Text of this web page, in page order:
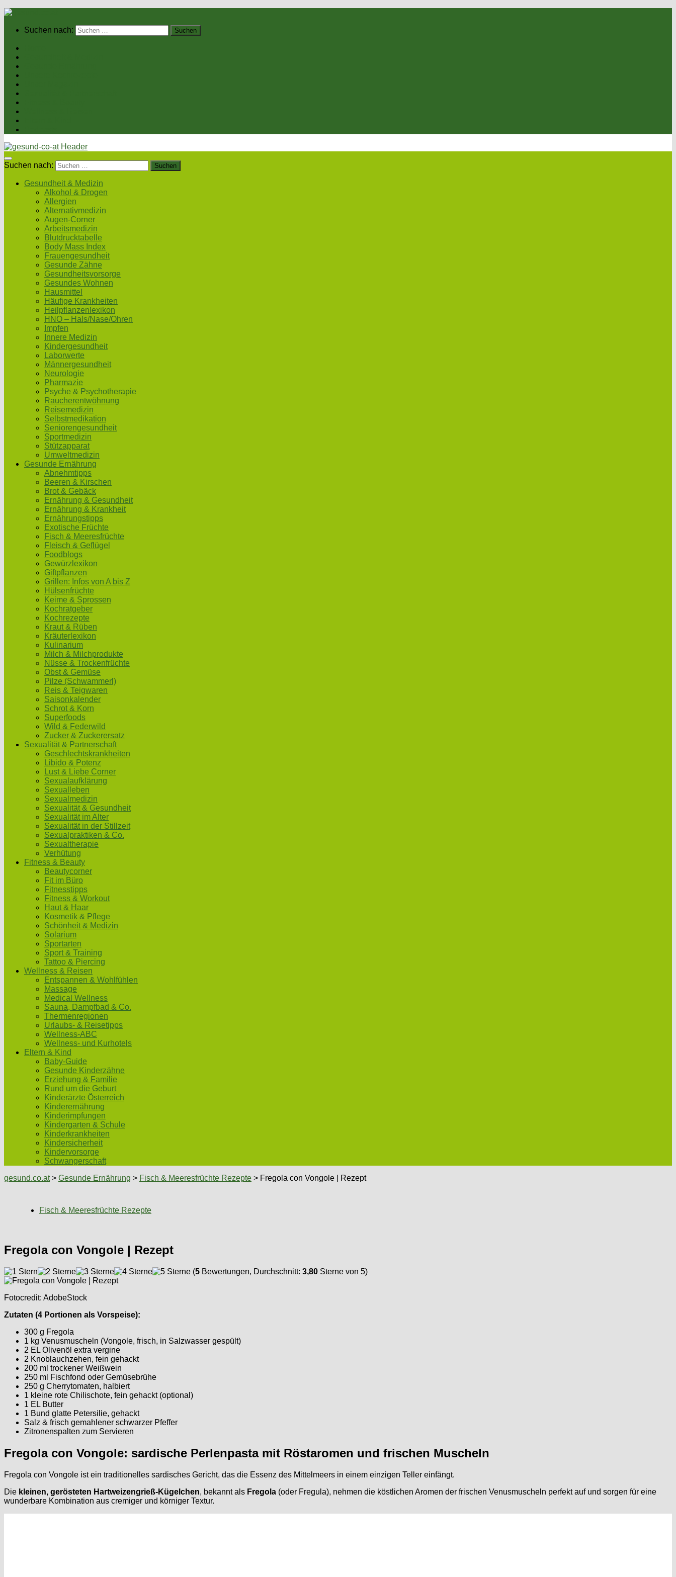
Suchen nach:
Suchen nach:
Gesundheit & Medizin
Alkohol & Drogen
Allergien
Alternativmedizin
Augen-Corner
Arbeitsmedizin
Blutdrucktabelle
Body Mass Index
Frauengesundheit
Gesunde Zähne
Gesundheitsvorsorge
Gesundes Wohnen
Hausmittel
Häufige Krankheiten
Heilpflanzenlexikon
HNO – Hals/Nase/Ohren
Impfen
Innere Medizin
Kindergesundheit
Laborwerte
Männergesundheit
Neurologie
Pharmazie
Psyche & Psychotherapie
Raucherentwöhnung
Reisemedizin
Selbstmedikation
Seniorengesundheit
Sportmedizin
Stützapparat
Umweltmedizin
Gesunde Ernährung
Abnehmtipps
Beeren & Kirschen
Brot & Gebäck
Ernährung & Gesundheit
Ernährung & Krankheit
Ernährungstipps
Exotische Früchte
Fisch & Meeresfrüchte
Fleisch & Geflügel
Foodblogs
Gewürzlexikon
Giftpflanzen
Grillen: Infos von A bis Z
Hülsenfrüchte
Keime & Sprossen
Kochratgeber
Kochrezepte
Kraut & Rüben
Kräuterlexikon
Kulinarium
Milch & Milchprodukte
Nüsse & Trockenfrüchte
Obst & Gemüse
Pilze (Schwammerl)
Reis & Teigwaren
Saisonkalender
Schrot & Korn
Superfoods
Wild & Federwild
Zucker & Zuckerersatz
Sexualität & Partnerschaft
Geschlechtskrankheiten
Libido & Potenz
Lust & Liebe Corner
Sexualaufklärung
Sexualleben
Sexualmedizin
Sexualität & Gesundheit
Sexualität im Alter
Sexualität in der Stillzeit
Sexualpraktiken & Co.
Sexualtherapie
Verhütung
Fitness & Beauty
Beautycorner
Fit im Büro
Fitnesstipps
Fitness & Workout
Haut & Haar
Kosmetik & Pflege
Schönheit & Medizin
Solarium
Sportarten
Sport & Training
Tattoo & Piercing
Wellness & Reisen
Entspannen & Wohlfühlen
Massage
Medical Wellness
Sauna, Dampfbad & Co.
Thermenregionen
Urlaubs- & Reisetipps
Wellness-ABC
Wellness- und Kurhotels
Eltern & Kind
Baby-Guide
Gesunde Kinderzähne
Erziehung & Familie
Rund um die Geburt
Kinderärzte Österreich
Kinderernährung
Kinderimpfungen
Kindergarten & Schule
Kinderkrankheiten
Kindersicherheit
Kindervorsorge
Schwangerschaft
gesund.co.at> Gesunde Ernährung > Fisch & Meeresfrüchte Rezepte > Fregola con Vongole | Rezept
Fisch & Meeresfrüchte Rezepte
Fregola con Vongole | Rezept
(5 Bewertungen, Durchschnitt: 3,80 Sterne von 5)
Fotocredit: AdobeStock
Zutaten (4 Portionen als Vorspeise):
300 g Fregola
1 kg Venusmuscheln (Vongole, frisch, in Salzwasser gespült)
2 EL Olivenöl extra vergine
2 Knoblauchzehen, fein gehackt
200 ml trockener Weißwein
250 ml Fischfond oder Gemüsebrühe
250 g Cherrytomaten, halbiert
1 kleine rote Chilischote, fein gehackt (optional)
1 EL Butter
1 Bund glatte Petersilie, gehackt
Salz & frisch gemahlener schwarzer Pfeffer
Zitronenspalten zum Servieren
Fregola con Vongole: sardische Perlenpasta mit Röstaromen und frischen Muscheln
Fregola con Vongole ist ein traditionelles sardisches Gericht, das die Essenz des Mittelmeers in einem einzigen Teller einfängt.
Die kleinen, gerösteten Hartweizengrieß-Kügelchen, bekannt als Fregola (oder Fregula), nehmen die köstlichen Aromen der frischen Venusmuscheln perfekt auf und sorgen für eine
wunderbare Kombination aus cremiger und körniger Textur.